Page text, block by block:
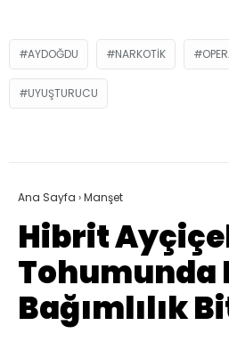
AYDOĞDU NARKOTIK
UYUŞTURUCU
Ana Sayfa ›Manşet
Hibrit
Tohumunda
Bağımlılık